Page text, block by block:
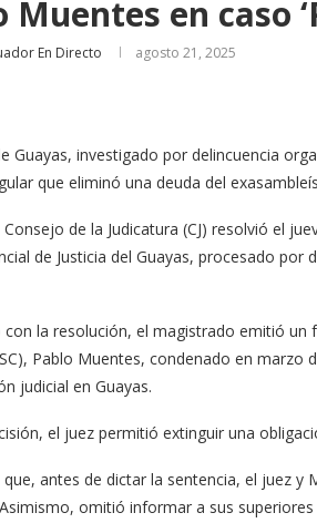
Muentes en caso
En Directo agosto 21, 2025
Guayas, investigado por delincuencia
que eliminó una deuda del
Consejo de la Judicatura (CJ) resolvió el
de Justicia del Guayas, procesado
con la resolución, el magistrado emitió un
Pablo Muentes, condenado en
judicial en Guayas.
el juez permitió extinguir una
que, antes de dictar la sentencia, el juez
omitió informar a sus